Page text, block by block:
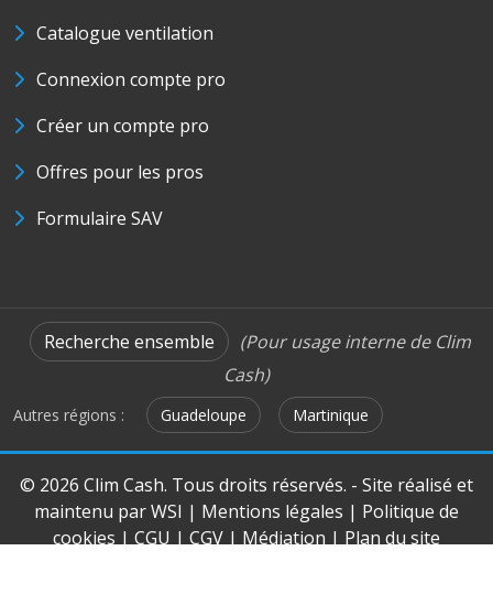
Catalogue ventilation
Connexion compte pro
Créer un compte pro
Offres pour les pros
Formulaire SAV
Recherche ensemble
(Pour usage interne de Clim
Cash)
Autres régions : Guadeloupe Martinique
© 2026 Clim Cash. Tous droits réservés. - Site réalisé et
maintenu parWSI | Mentions légales | Politique de
cookies | CGU | CGV | Médiation | Plan du site